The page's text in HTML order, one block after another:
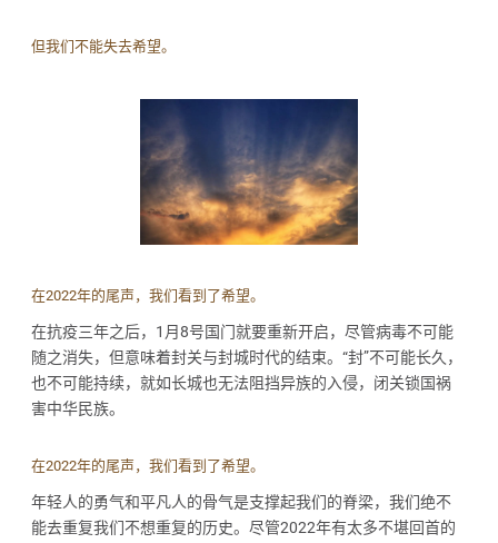
但我们不能失去希望。
在2022年的尾声，我们看到了希望。
在抗疫三年之后，1月8号国门就要重新开启，尽管病毒不可能
随之消失，但意味着封关与封城时代的结束。“封”不可能长久，
也不可能持续，就如长城也无法阻挡异族的入侵，闭关锁国祸
害中华民族。
在2022年的尾声，我们看到了希望。
年轻人的勇气和平凡人的骨气是支撑起我们的脊梁，我们绝不
能去重复我们不想重复的历史。尽管2022年有太多不堪回首的